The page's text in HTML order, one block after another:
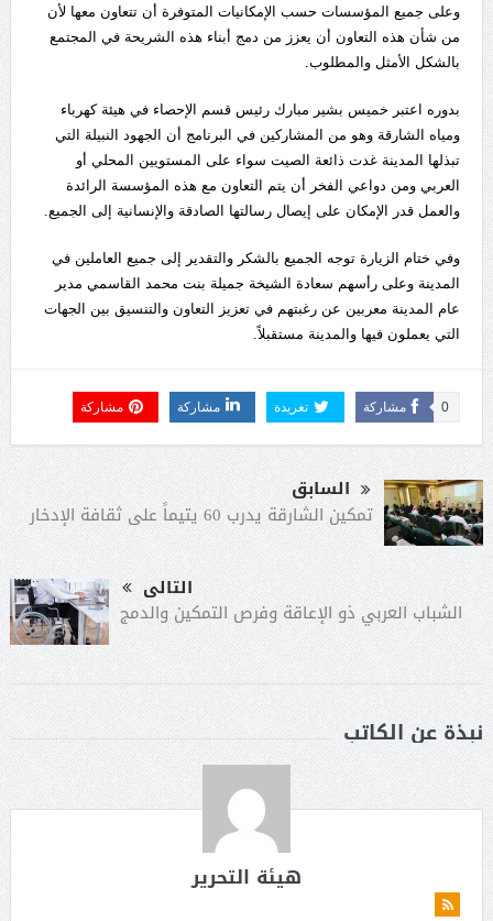
وعلى جميع المؤسسات حسب الإمكانيات المتوفرة أن تتعاون معها لأن
من شأن هذه التعاون أن يعزز من دمج أبناء هذه الشريحة في المجتمع
بالشكل الأمثل والمطلوب.
بدوره اعتبر خميس بشير مبارك رئيس قسم الإحصاء في هيئة كهرباء
ومياه الشارقة وهو من المشاركين في البرنامج أن الجهود النبيلة التي
تبذلها المدينة غدت ذائعة الصيت سواء على المستويين المحلي أو
العربي ومن دواعي الفخر أن يتم التعاون مع هذه المؤسسة الرائدة
والعمل قدر الإمكان على إيصال رسالتها الصادقة والإنسانية إلى الجميع.
وفي ختام الزيارة توجه الجميع بالشكر والتقدير إلى جميع العاملين في
المدينة وعلى رأسهم سعادة الشيخة جميلة بنت محمد القاسمي مدير
عام المدينة معربين عن رغبتهم في تعزيز التعاون والتنسيق بين الجهات
التي يعملون فيها والمدينة مستقبلاً.
مشاركة 0 تغريدة مشاركة مشاركة
السابق
تمكين الشارقة يدرب 60 يتيماً على ثقافة الإدخار
التالى
الشباب العربي ذو الإعاقة وفرص التمكين والدمج
نبذة عن الكاتب
هيئة التحرير